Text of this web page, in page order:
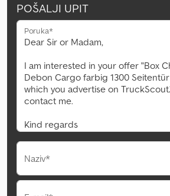
POŠALJI UPIT
Poruka*
Naziv*